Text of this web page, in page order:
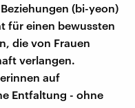
(bi-yeon)
für einen bewussten
die von Frauen
verlangen.
auf
Entfaltung - ohne